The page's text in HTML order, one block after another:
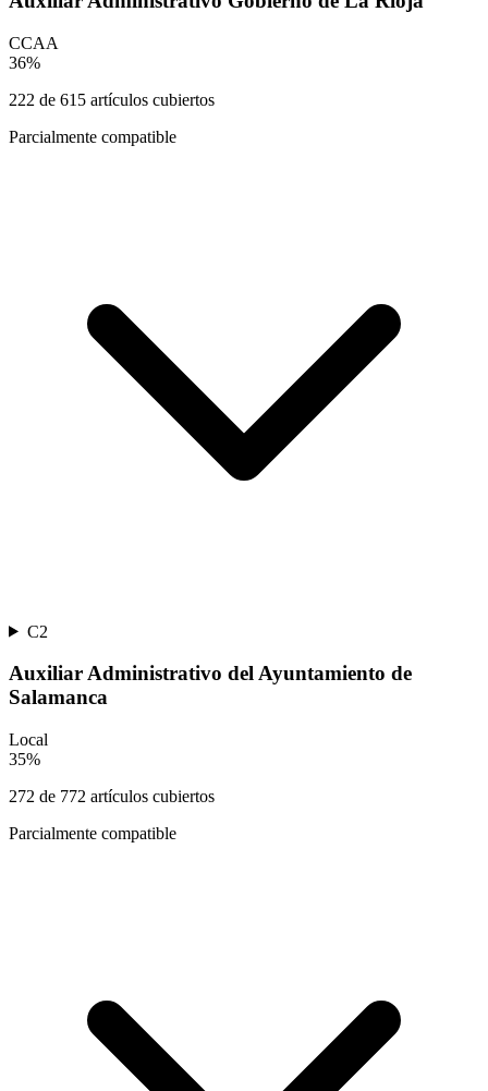
CCAA
36%
222 de 615 artículos cubiertos
Parcialmente compatible
C2
Auxiliar Administrativo del Ayuntamiento de
Salamanca
Local
35%
272 de 772 artículos cubiertos
Parcialmente compatible